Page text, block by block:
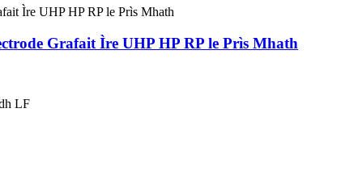
Grafait Ìre UHP HP RP le Prìs Mhath
LF